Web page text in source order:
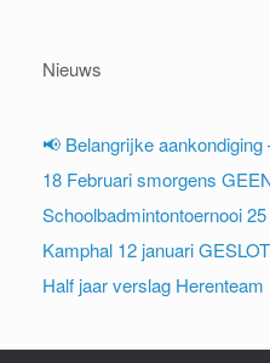
Nieuws
📢 Belangrijke
18 Februari smorgens
Schoolbadmintontoernooi
Kamphal 12 januari
Half jaar verslag Herenteam